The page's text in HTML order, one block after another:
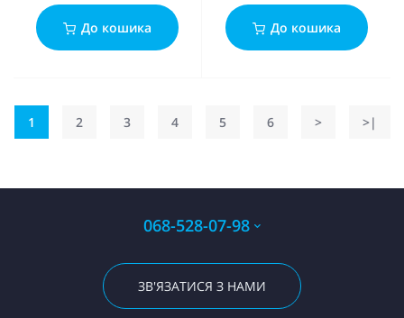
До кошика До кошика
1 2 3 4 5 6 > >|
068-528-07-98
ЗВ'ЯЗАТИСЯ З НАМИ